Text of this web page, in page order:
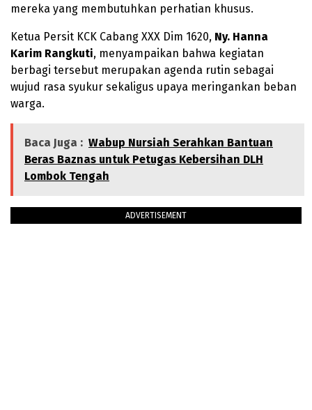
mereka yang membutuhkan perhatian khusus.
Ketua Persit KCK Cabang XXX Dim 1620, Ny. Hanna
Karim Rangkuti, menyampaikan bahwa kegiatan
berbagi tersebut merupakan agenda rutin sebagai
wujud rasa syukur sekaligus upaya meringankan beban
warga.
Baca Juga : Wabup Nursiah Serahkan Bantuan
Beras Baznas untuk Petugas Kebersihan DLH
Lombok Tengah
ADVERTISEMENT